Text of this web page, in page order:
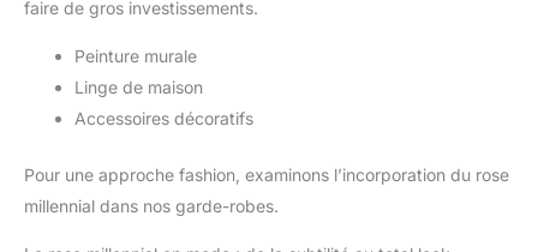
faire de gros investissements.
Peinture murale
Linge de maison
Accessoires décoratifs
Pour une approche fashion, examinons l’incorporation du rose
millennial dans nos garde-robes.